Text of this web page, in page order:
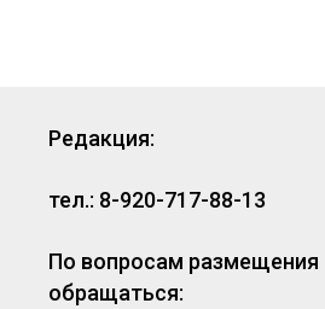
Редакция:
тел.: 8-920-717-88-13
По вопросам
обращаться: